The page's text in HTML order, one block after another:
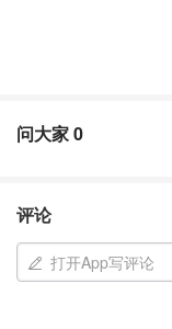
然而，意外发生了
测，结果令人惊讶
问大家0
评论
打开App写评论